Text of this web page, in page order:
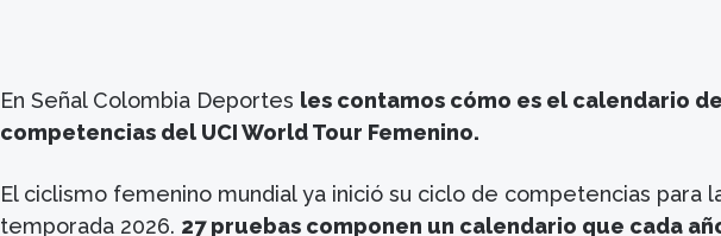
En Señal Colombia Deportes les contamos cómo es el calendario
competencias del UCI World Tour Femenino.
El ciclismo femenino mundial ya inició su ciclo de competencias para
temporada 2026. 27 pruebas componen un calendario que cada